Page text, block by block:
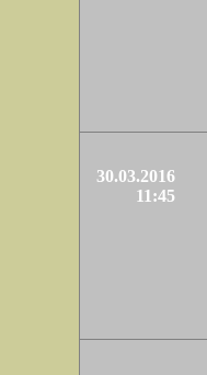
30.03.2016
11:45